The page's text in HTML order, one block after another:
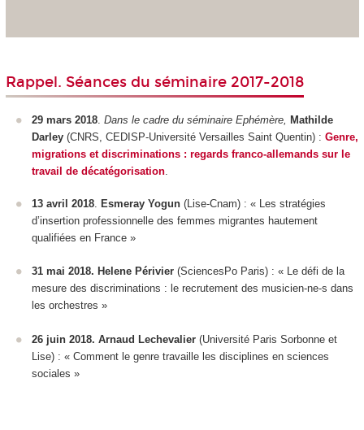
Rappel. Séances du séminaire 2017-2018
29 mars 2018 Dans le cadre du séminaire Ephémère,
Mathilde
Darley (CNRS, CEDISP-Université Versailles Saint Quentin) : Genre,
migrations et discriminations : regards franco-allemands sur le
travail de décatégorisation
13 avril 2018. Esmeray Yogun (Lise-Cnam) : « Les stratégies
d’insertion professionnelle des femmes migrantes hautement
qualifiées en France »
31 mai 2018. Helene Périvier (SciencesPo Paris) : « Le défi de la
mesure des discriminations : le recrutement des musicien-ne-s dans
les orchestres »
26 juin 2018. Arnaud Lechevalier (Université Paris Sorbonne et
Lise) : « Comment le genre travaille les disciplines en sciences
sociales »